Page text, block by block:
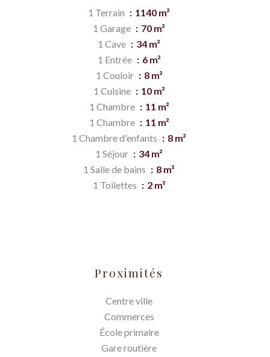
1 Terrain
1140 m²
1 Garage
70 m²
1 Cave
34 m²
1 Entrée
6 m²
1 Couloir
8 m²
1 Cuisine
10 m²
1 Chambre
11 m²
1 Chambre
11 m²
1 Chambre d'enfants
8 m²
1 Séjour
34 m²
1 Salle de bains
8 m²
1 Toilettes
2 m²
Proximités
Centre ville
Commerces
École primaire
Gare routière